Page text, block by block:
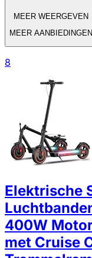
MEER WEERGEVEN
MEER AANBIEDINGEN
8
Elektrische
400W
met Cruise